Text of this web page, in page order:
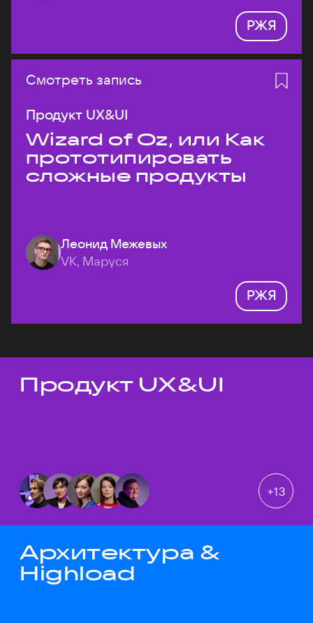
РЖЯ
Смотреть запись
Продукт UX&UI
Wizard of Oz, или Как
прототипировать
сложные продукты
Леонид Межевых
VK, Маруся
РЖЯ
Темы докладов
Продукт UX&UI
+13
Архитектура &
Highload